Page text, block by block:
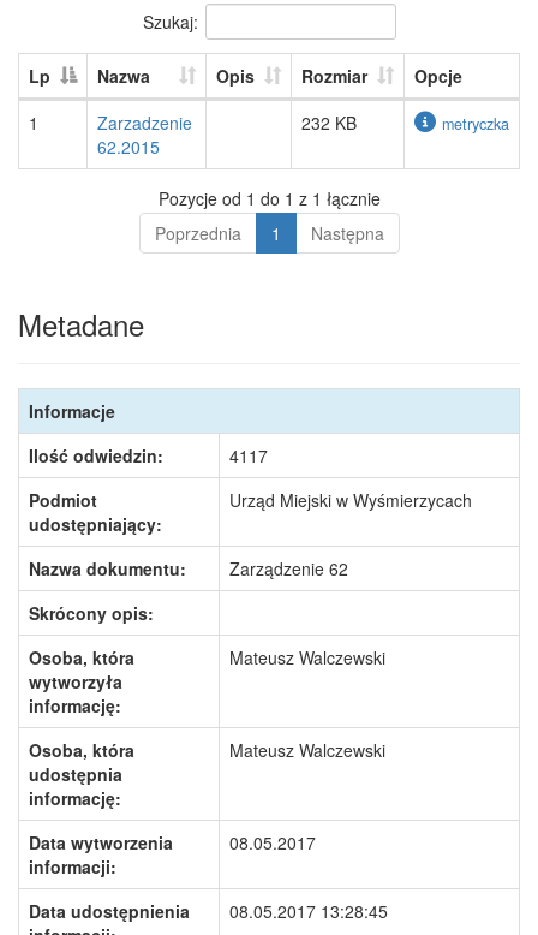
Szukaj:
Lp Nazwa Opis Rozmiar
Opcje
1
Zarzadzenie
62.2015
232 KB metryczka
Pozycje od 1 do 1 z 1 łącznie
Poprzednia
1 Następna
Metadane
Informacje
Ilość odwiedzin:
4117
Podmiot
udostępniający:
Urząd Miejski w Wyśmierzycach
Nazwa dokumentu:
Zarządzenie 62
Skrócony opis:
Osoba, która
wytworzyła
informację:
Mateusz Walczewski
Osoba, która
udostępnia
informację:
Mateusz Walczewski
Data wytworzenia
informacji:
08.05.2017
Data udostępnienia
08.05.2017 13:28:45